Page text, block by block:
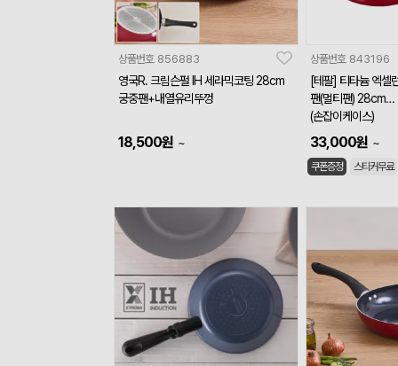
상품번호 856883
영국R. 크림슨펄 IH 세라믹코팅 28cm
궁중팬+내열유리뚜껑
18,500원 ~
상품번호 843196
[테팔] 티타늄 엑셀
팬(멀티팬) 28cm
(손잡이케이스)
33,000원 ~
쿠폰증정 스티커무료